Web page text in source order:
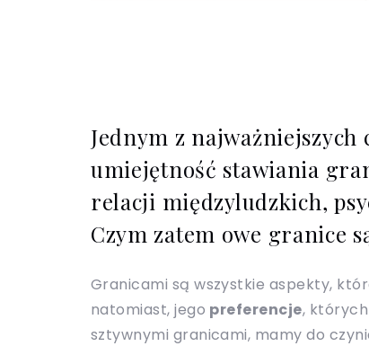
Jednym z
umiejętność stawiania
relacji międzyludzkich,
Czym zatem owe granice
Granicami są wszystkie aspekty,
natomiast, jego preferencje,
sztywnymi granicami, mamy do